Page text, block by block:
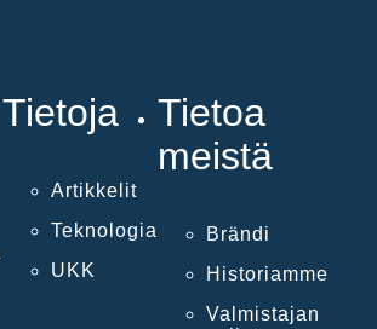
Tietoja
Artikkelit
Teknologia
UKK
Tietoa
meistä
Brändi
Historiamme
Valmistajan